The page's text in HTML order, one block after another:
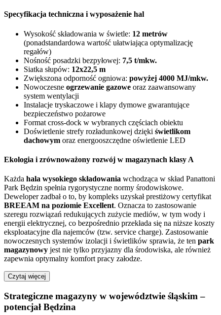
Specyfikacja techniczna i wyposażenie hal
Wysokość składowania w świetle: 12 metrów
(ponadstandardowa wartość ułatwiająca optymalizację
regałów)
Nośność posadzki bezpyłowej: 7,5 t/mkw.
Siatka słupów: 12x22,5 m
Zwiększona odporność ogniowa: powyżej 4000 MJ/mkw.
Nowoczesne ogrzewanie gazowe oraz zaawansowany
system wentylacji
Instalacje tryskaczowe i klapy dymowe gwarantujące
bezpieczeństwo pożarowe
Format cross-dock w wybranych częściach obiektu
Doświetlenie strefy rozładunkowej dzięki świetlikom
dachowym oraz energooszczędne oświetlenie LED
Ekologia i zrównoważony rozwój w magazynach klasy A
Każda hala wysokiego składowania wchodząca w skład Panattoni
Park Będzin spełnia rygorystyczne normy środowiskowe.
Deweloper zadbał o to, by kompleks uzyskał prestiżowy certyfikat
BREEAM na poziomie Excellent. Oznacza to zastosowanie
szeregu rozwiązań redukujących zużycie mediów, w tym wody i
energii elektrycznej, co bezpośrednio przekłada się na niższe koszty
eksploatacyjne dla najemców (tzw. service charge). Zastosowanie
nowoczesnych systemów izolacji i świetlików sprawia, że ten park
magazynowy jest nie tylko przyjazny dla środowiska, ale również
zapewnia optymalny komfort pracy załodze.
Czytaj więcej
Strategiczne magazyny w województwie śląskim –
potencjał Będzina